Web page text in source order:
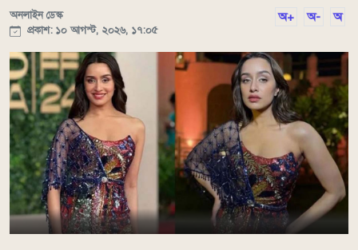
অনলাইন ডেস্ক
প্রকাশ: ১০ আগস্ট, ২০২৬, ১৭:০৫
অ+ অ- অ